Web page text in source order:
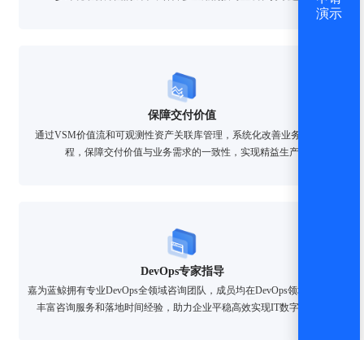
保障交付价值
通过VSM价值流和可观测性资产关联库管理，系统化改善业务交付过
程，保障交付价值与业务需求的一致性，实现精益生产
DevOps专家指导
嘉为蓝鲸拥有专业DevOps全领域咨询团队，成员均在DevOps领域内具有
丰富咨询服务和落地时间经验，助力企业平稳高效实现IT数字化转型
演示